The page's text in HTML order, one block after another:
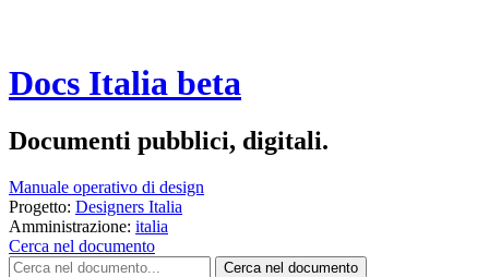
Docs Italia beta
Documenti pubblici, digitali.
Manuale operativo di design
Progetto: Designers Italia
Amministrazione: italia
Cerca nel documento
Cerca nel documento